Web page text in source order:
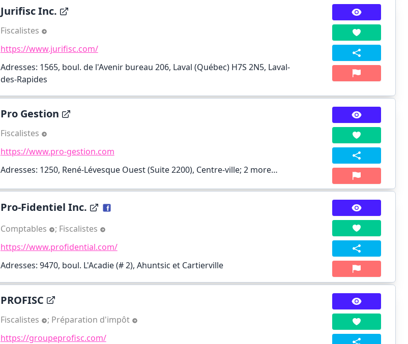
Jurifisc Inc.
Fiscalistes
https://www.jurifisc.com/
Adresses: 1565, boul. de l'Avenir bureau 206, Laval (Québec) H7S 2N5, Laval-
des-Rapides
Pro Gestion
Fiscalistes
https://www.pro-gestion.com
Adresses: 1250, René-Lévesque Ouest (Suite 2200), Centre-ville; 2 more…
Pro-Fidentiel Inc.
Comptables ; Fiscalistes
https://www.profidential.com/
Adresses: 9470, boul. L'Acadie (# 2), Ahuntsic et Cartierville
PROFISC
Fiscalistes ; Préparation d'impôt
https://groupeprofisc.com/